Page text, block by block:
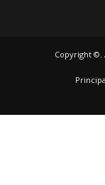
Copyright ©.